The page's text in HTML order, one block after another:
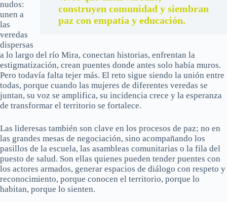
construyen comunidad y siembran
paz con empatía y educación.
nudos:
unen a
las
veredas
dispersas
a lo largo del río Mira, conectan historias, enfrentan la
estigmatización, crean puentes donde antes solo había muros.
Pero todavía falta tejer más. El reto sigue siendo la unión entre
todas, porque cuando las mujeres de diferentes veredas se
juntan, su voz se amplifica, su incidencia crece y la esperanza
de transformar el territorio se fortalece.
Las lideresas también son clave en los procesos de paz; no en
las grandes mesas de negociación, sino acompañando los
pasillos de la escuela, las asambleas comunitarias o la fila del
puesto de salud. Son ellas quienes pueden tender puentes con
los actores armados, generar espacios de diálogo con respeto y
reconocimiento, porque conocen el territorio, porque lo
habitan, porque lo sienten.